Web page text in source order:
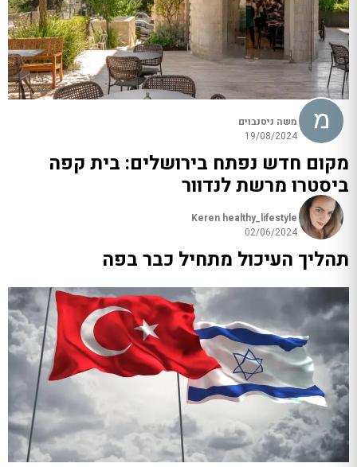
משה ניסנבוים
19/08/2024
מקום חדש נפתח בירושלים: בית קפה
ביסטרו מרשת לנדוור
Keren healthy_lifestyle
02/06/2024
תהליך העיכול מתחיל כבר בפה